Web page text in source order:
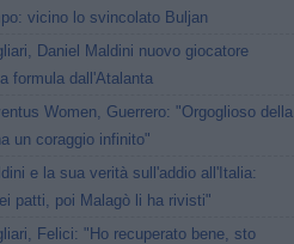
vicino lo svincolato Buljan
Daniel Maldini nuovo giocatore
formula dall'Atalanta
Women, Guerrero: "Orgoglioso della
un coraggio infinito"
e la sua verità sull'addio all'Italia:
patti, poi Malagò li ha rivisti"
Felici: "Ho recuperato bene, sto